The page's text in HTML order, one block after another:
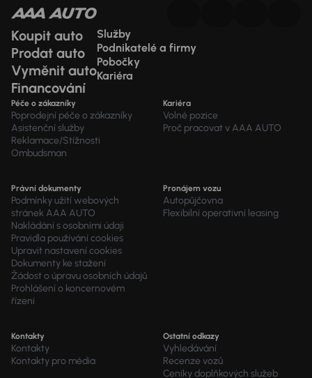
Koupit auto
Prodat auto
Vyměnit auto
Financování
Služby
Podnikatelé a firmy
Pobočky
Kariéra
Péče o zákazníky
Poprodejní péče o zákazníky
Asistenční služby
Reklamace/Stížnosti
Ombudsman
Kariéra
Volné pozice
Proč pracovat v AAA AUTO
Právní dokumenty
Podmínky užití webových
stránek AAA AUTO
Nakládání s osobními údaji
Pravidla používání cookies
Upravit nastavení cookies
Dokumenty ke stažení
Žádost o úpravu osobních údajů
Prohlášení o koncernovém
řízení
Pronájem vozu
Autopůjčovna
Flexibilní operativní leasing
Kontakty
Kontakty
Kontakty pro média
Ostatní odkazy
Vyhledávání
Recenze vozů
Ceníky doplňkových služeb